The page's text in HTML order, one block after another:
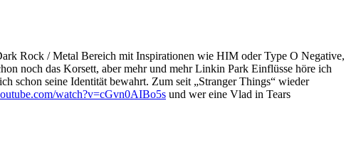
Rock / Metal Bereich mit Inspirationen wie HIM oder Type O Negative,
noch das Korsett, aber mehr und mehr Linkin Park Einflüsse höre ich
schon seine Identität bewahrt. Zum seit „Stranger Things“ wieder
watch?v=cGvn0AIBo5s und wer eine Vlad in Tears